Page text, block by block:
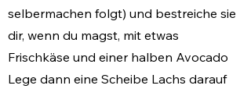
selbermachen folgt) und bestreiche sie
dir, wenn du magst, mit etwas
Frischkäse und einer halben Avocado
Lege dann eine Scheibe Lachs darauf